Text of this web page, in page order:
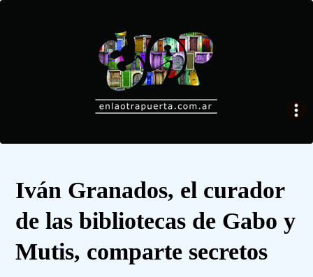
Iván Granados, el curador
de las bibliotecas de Gabo y
Mutis, comparte secretos